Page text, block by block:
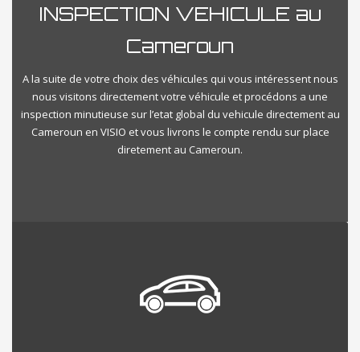
INSPECTION VEHICULE au
Cameroun
A la suite de votre choix des véhicules qui vous intéressent nous
nous visitons directement votre véhicule et procédons a une
inspection minutieuse sur l’etat global du vehicule directement au
Cameroun en VISIO et vous livrons le compte rendu sur place
diretement au Cameroun.